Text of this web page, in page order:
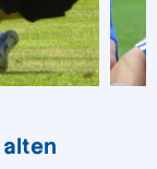
alten